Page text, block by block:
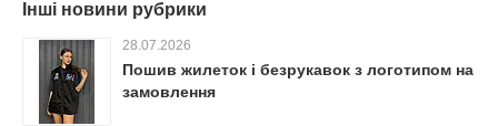
Інші новини рубрики
28.07.2026
Пошив жилеток і безрукавок з логотипом на
замовлення